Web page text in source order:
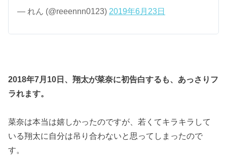
— れん (@reeennn0123) 2019年6月23日
2018年7月10日、翔太が菜奈に初告白するも、あっさりフ
ラれます。
菜奈は本当は嬉しかったのですが、若くてキラキラして
いる翔太に自分は吊り合わないと思ってしまったので
す。